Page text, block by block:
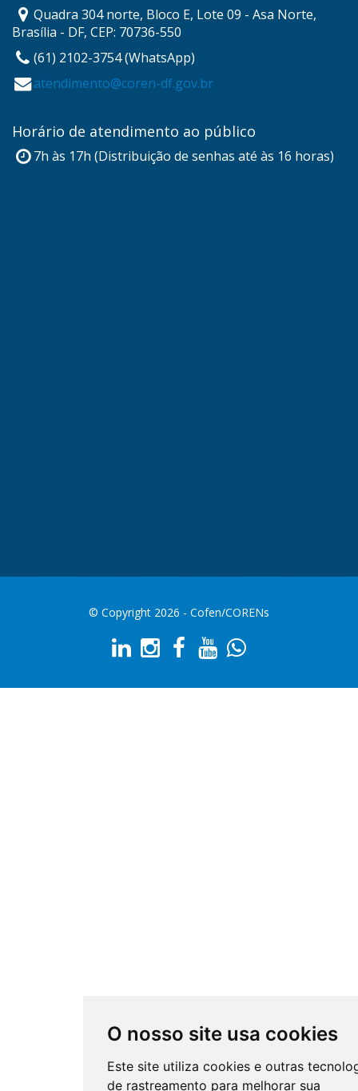
O nosso site usa cookies
Este site utiliza cookies e outras
de rastreamento para melhorar sua
Quadra 304 norte, Bloco E, Lote 09 - Asa Norte,
Brasília - DF, CEP: 70736-550
(61) 2102-3754 (WhatsApp)
atendimento@coren-df.gov.br
Horário de atendimento ao público
7h às 17h (Distribuição de senhas até às 16 horas)
© Copyright 2026 - Cofen/CORENs